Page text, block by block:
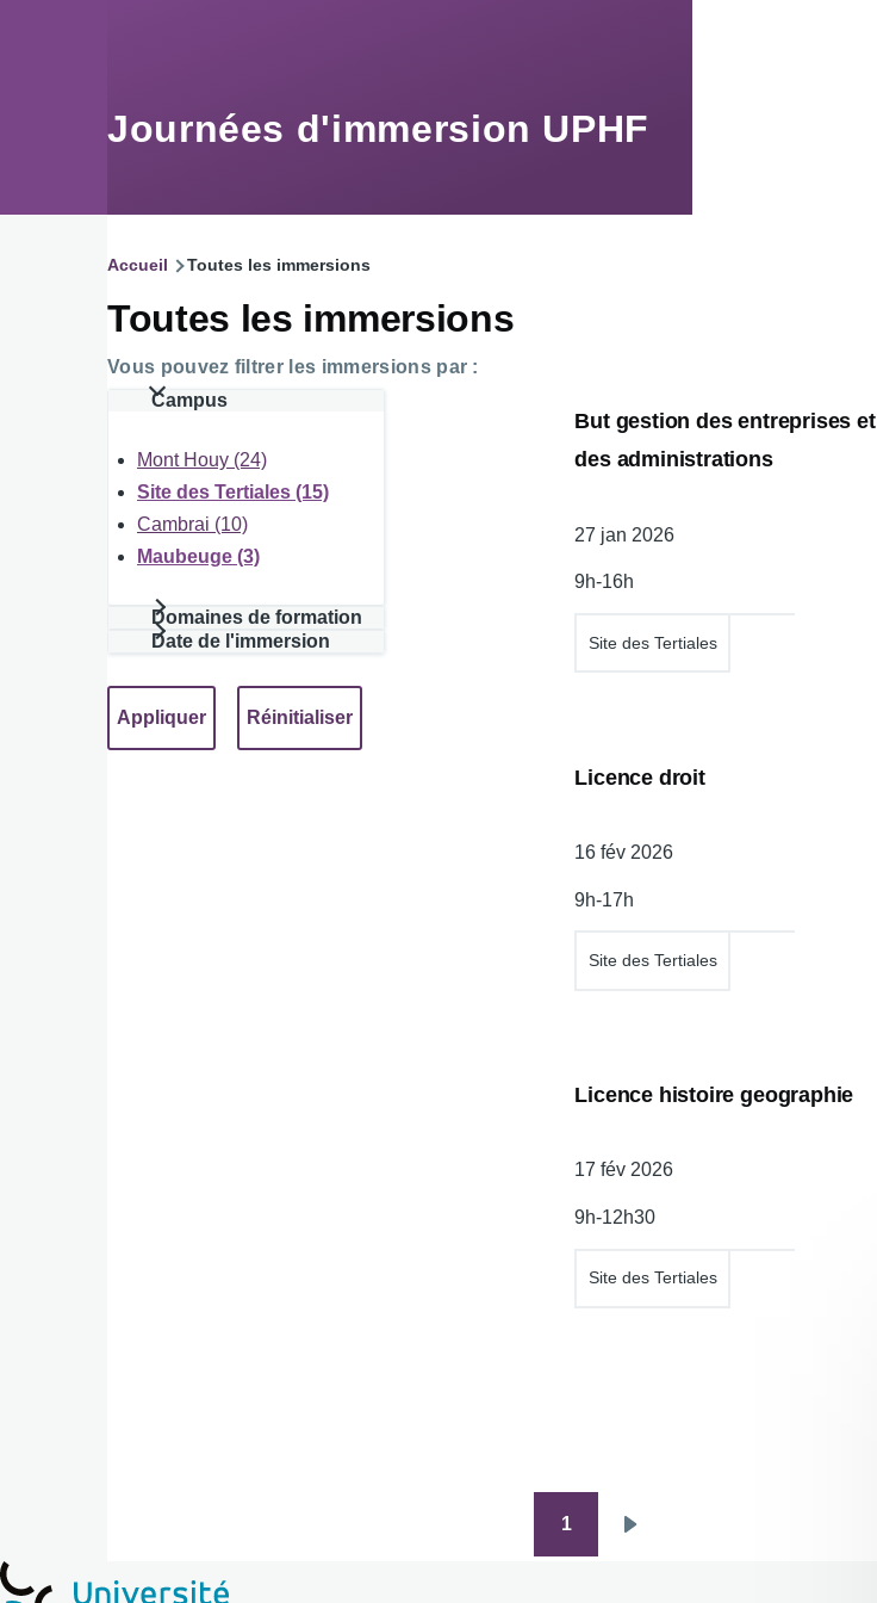
Journées d'immersion UPHF
d'Ariane
Accueil Toutes les immersions
Toutes les immersions
Vous pouvez filtrer les immersions par :
Campus
Mont Houy (24)
Site des Tertiales (15)
Cambrai (10)
Maubeuge (3)
Domaines de formation
Date de l'immersion
But gestion des entreprises et
des administrations
Date
27 jan 2026
9h-16h
Site des Tertiales
Licence droit
Date
16 fév 2026
9h-17h
Site des Tertiales
Licence histoire geographie
Date
17 fév 2026
9h-12h30
Site des Tertiales
Pagination
1